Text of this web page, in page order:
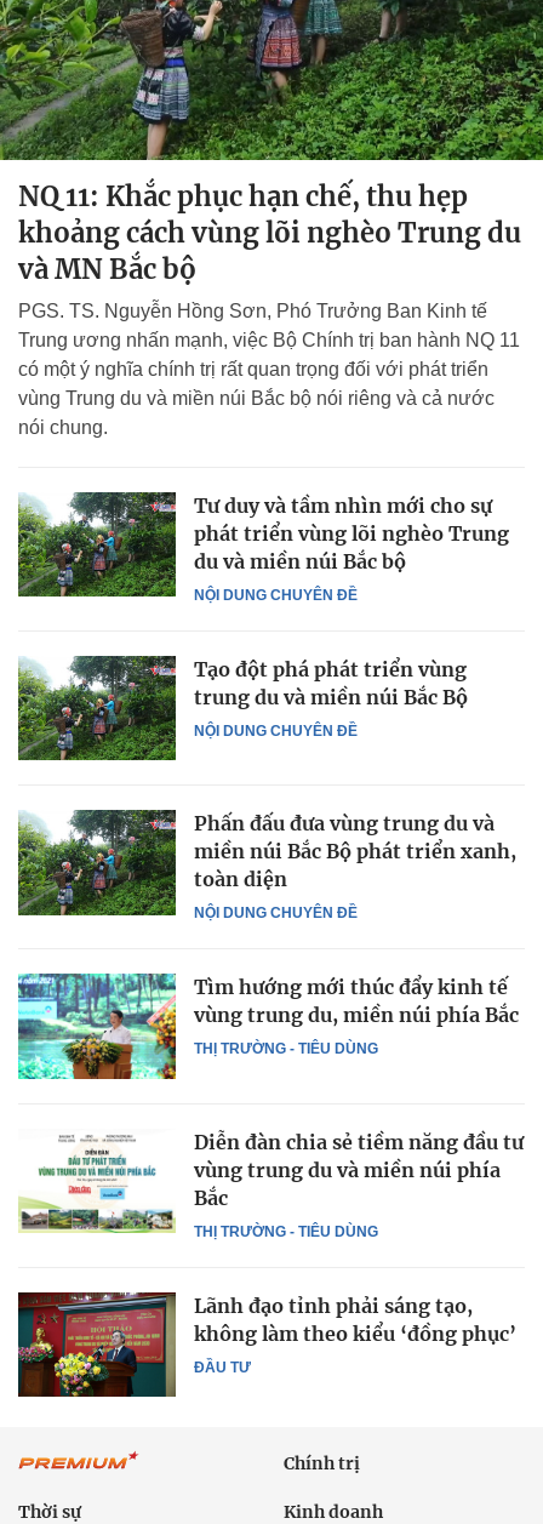
NQ 11: Khắc phục hạn chế, thu hẹp
khoảng cách vùng lõi nghèo Trung du
và MN Bắc bộ
PGS. TS. Nguyễn Hồng Sơn, Phó Trưởng Ban Kinh tế
Trung ương nhấn mạnh, việc Bộ Chính trị ban hành NQ 11
có một ý nghĩa chính trị rất quan trọng đối với phát triển
vùng Trung du và miền núi Bắc bộ nói riêng và cả nước
nói chung.
NỘI DUNG CHUYÊN ĐỀ
Tư duy và tầm nhìn mới cho sự
phát triển vùng lõi nghèo Trung
du và miền núi Bắc bộ
NỘI DUNG CHUYÊN ĐỀ
Tạo đột phá phát triển vùng
trung du và miền núi Bắc Bộ
NỘI DUNG CHUYÊN ĐỀ
Phấn đấu đưa vùng trung du và
miền núi Bắc Bộ phát triển xanh,
toàn diện
THỊ TRƯỜNG - TIÊU DÙNG
Tìm hướng mới thúc đẩy kinh tế
vùng trung du, miền núi phía Bắc
THỊ TRƯỜNG - TIÊU DÙNG
Diễn đàn chia sẻ tiềm năng đầu tư
vùng trung du và miền núi phía
Bắc
ĐẦU TƯ
Lãnh đạo tỉnh phải sáng tạo,
không làm theo kiểu ‘đồng phục’
Chính trị
Thời sự Kinh doanh